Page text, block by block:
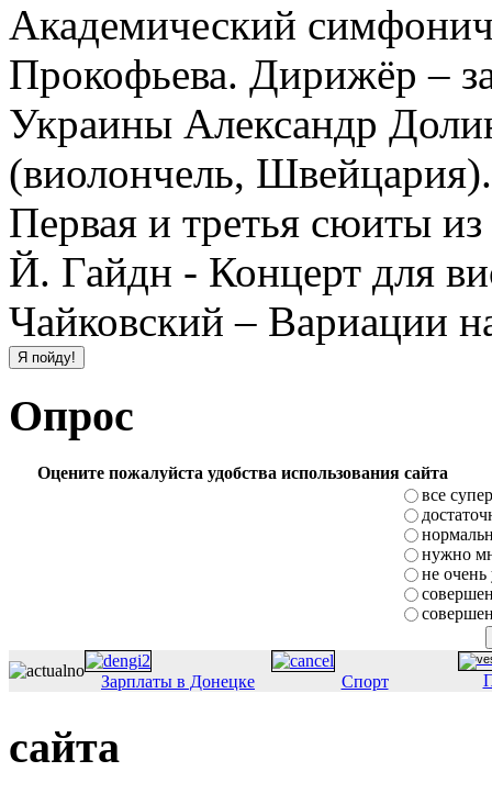
Академический
Прокофьева. Дирижёр –
Украины Александр
(виолончель,
Первая и третья сюиты
Й. Гайдн - Концерт для
Чайковский – Вариации
Опрос
Оцените пожалуйста удобства использования сайта
все супер
нужно
не очень
Зарплаты в Донецке Спорт
сайта